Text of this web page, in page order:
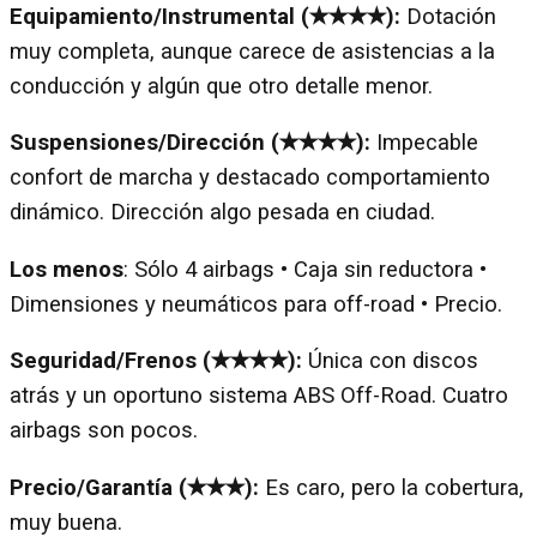
Equipamiento/Instrumental (✭✭✭✭): Dotación
muy completa, aunque carece de asistencias a la
conducción y algún que otro detalle menor.
Suspensiones/Dirección (✭✭✭✭): Impecable
confort de marcha y destacado comportamiento
dinámico. Dirección algo pesada en ciudad.
Los menos: Sólo 4 airbags • Caja sin reductora •
Dimensiones y neumáticos para off-road • Precio.
Seguridad/Frenos (✭✭✭✭): Única con discos
atrás y un oportuno sistema ABS Off-Road. Cuatro
airbags son pocos.
Precio/Garantía (✭✭✭): Es caro, pero la cobertura,
muy buena.